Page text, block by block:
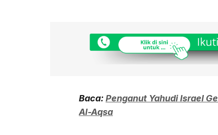
Baca: Penganut Yahudi Israel
Al-Aqsa